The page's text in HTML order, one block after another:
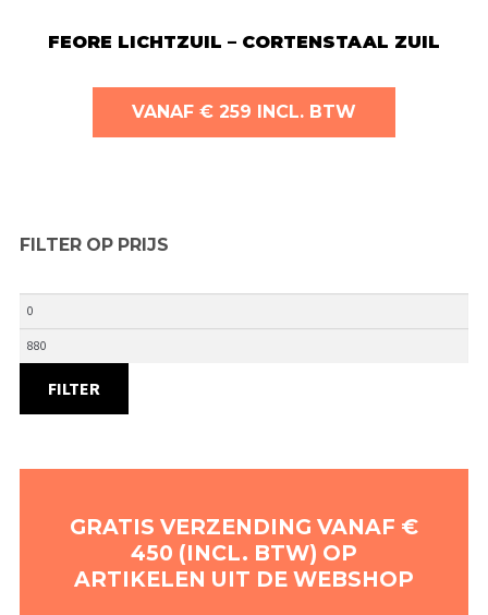
FEORE LICHTZUIL – CORTENSTAAL ZUIL
VANAF € 259 INCL. BTW
FILTER OP PRIJS
Min.
Max.
FILTER
GRATIS VERZENDING VANAF €
450 (INCL. BTW) OP
ARTIKELEN UIT DE WEBSHOP